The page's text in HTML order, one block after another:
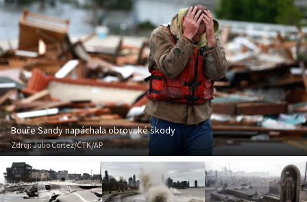
Bouře Sandy napáchala obrovské škody
Zdroj:Julio Cortez/ČTK/AP